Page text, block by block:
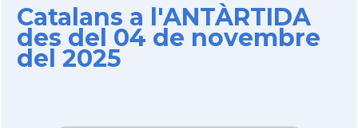
Catalans a l'ANTÀRTIDA
des del 04 de novembre
del 2025